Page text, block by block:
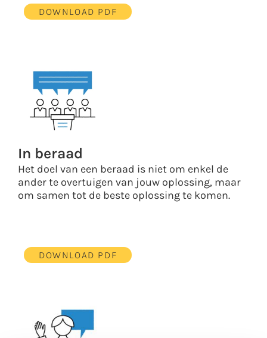
DOWNLOAD PDF
In beraad
Het doel van een beraad is niet om enkel de
ander te overtuigen van jouw oplossing, maar
om samen tot de beste oplossing te komen.
DOWNLOAD PDF